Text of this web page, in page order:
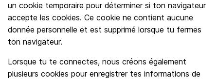
un cookie temporaire pour déterminer si ton navigateur
accepte les cookies. Ce cookie ne contient aucune
donnée personnelle et est supprimé lorsque tu fermes
ton navigateur.
Lorsque tu te connectes, nous créons également
plusieurs cookies pour enregistrer tes informations de